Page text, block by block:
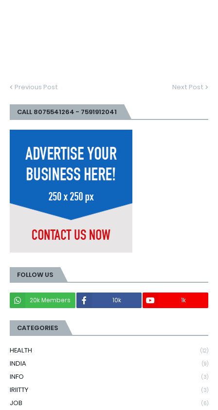
Previous Post Next Post
CALL 8075541264 - 7591912041
FOLLOW US
20k Members 10k 1k
CATEGORIES
HEALTH (12)
INDIA (9)
INFO (3)
IRIITTY (3)
JOB (6)